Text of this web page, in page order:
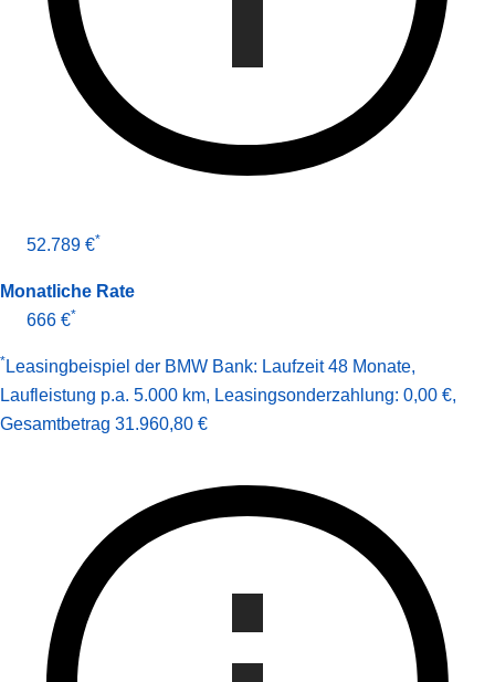
52.789 €*
Monatliche Rate
666 €*
* Leasingbeispiel der BMW Bank: Laufzeit 48 Monate,
Laufleistung p.a. 5.000 km, Leasingsonderzahlung: 0,00 €,
Gesamt­betrag 31.960,80 €